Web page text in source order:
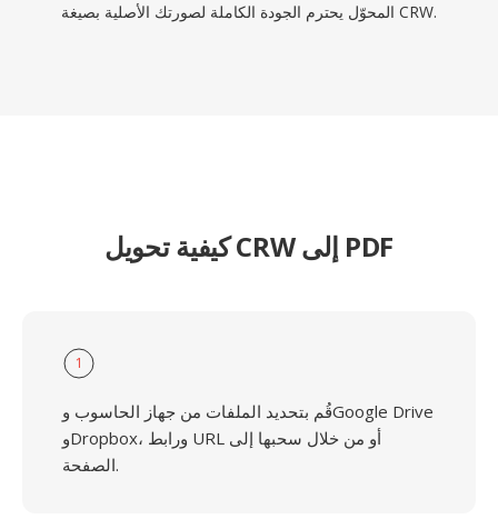
المحوّل يحترم الجودة الكاملة لصورتك الأصلية بصيغة CRW.
كيفية تحويل CRW إلى PDF
1
قُم بتحديد الملفات من جهاز الحاسوب وGoogle Drive
وDropbox، ورابط URL أو من خلال سحبها إلى
الصفحة.